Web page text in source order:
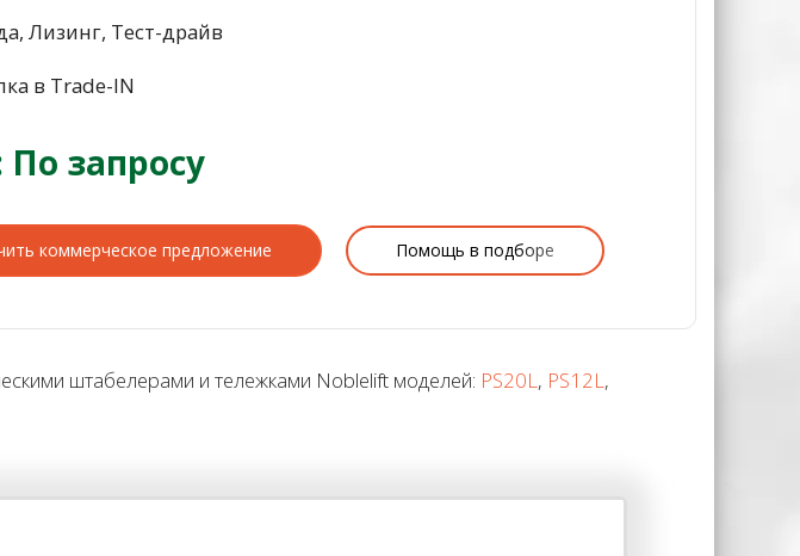
Лизинг, Тест-драйв
в Trade-IN
По запросу
коммерческое предложение Помощь в подборе
штабелерами и тележками Noblelift моделей: PS20L, PS12L,